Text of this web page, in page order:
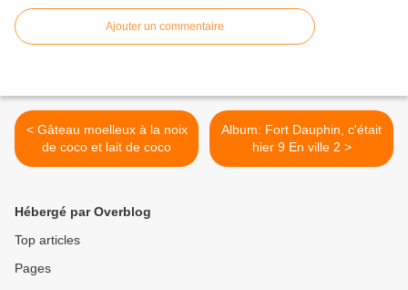
Ajouter un commentaire
< Gâteau moelleux à la noix
de coco et lait de coco
Album: Fort Dauphin, c'était
hier 9 En ville 2 >
Hébergé par Overblog
Top articles
Pages